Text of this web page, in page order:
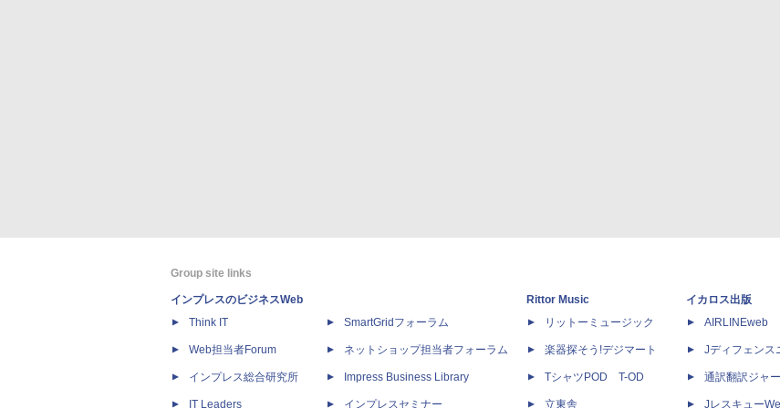
Group site links
インプレスのビジネスWeb
Think IT
Web担当者Forum
インプレス総合研究所
IT Leaders
SmartGridフォーラム
ネットショップ担当者フォーラム
Impress Business Library
インプレスセミナー
Rittor Music
リットーミュージック
楽器探そう!デジマート
TシャツPOD T-OD
立東舎
イカロス出版
AIRLINEweb
Jディフェンス
通訳翻訳ジャ
Jレスキュー